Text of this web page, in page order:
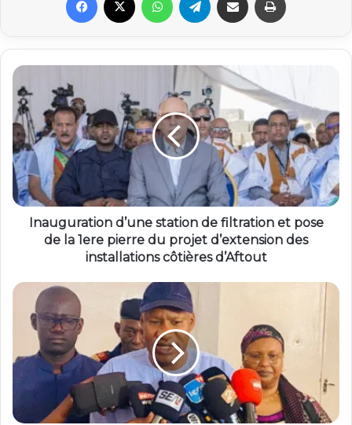
Inauguration d’une station de filtration et pose
de la 1ere pierre du projet d’extension des
installations côtières d’Aftout